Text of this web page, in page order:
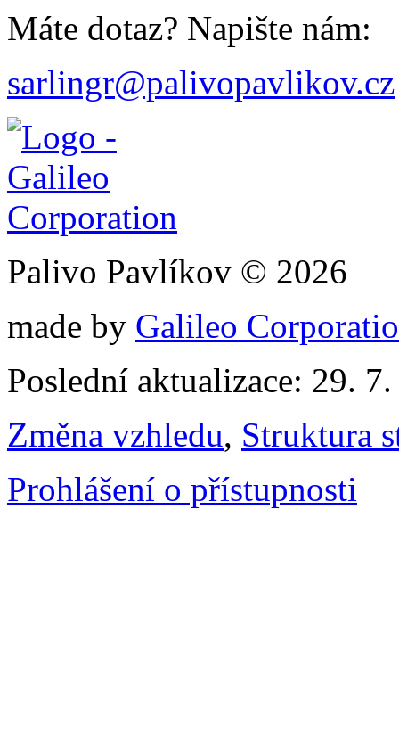
Máte dotaz? Napište nám:
sarlingr@palivopavlikov.cz
Palivo Pavlíkov © 2026
made by Galileo
Poslední aktualizace: 29.
Změna vzhledu, Struktura
Prohlášení o přístupnosti